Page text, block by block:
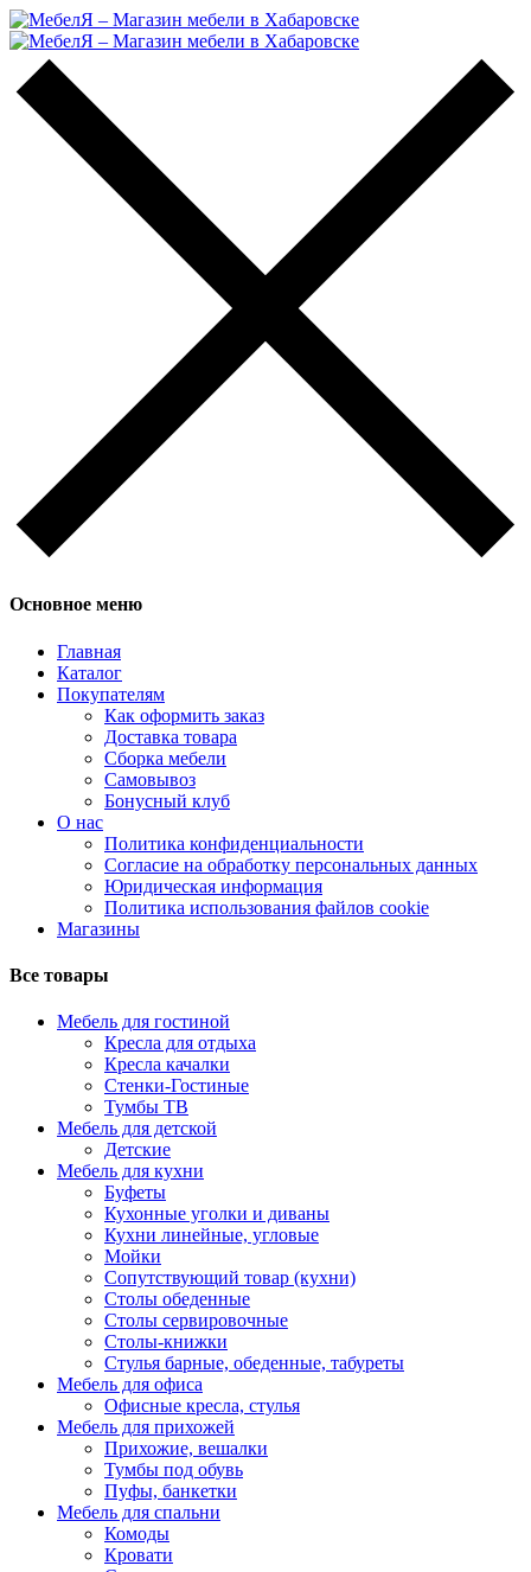
Основное меню
Главная
Каталог
Покупателям
Как оформить заказ
Доставка товара
Сборка мебели
Самовывоз
Бонусный клуб
О нас
Политика конфиденциальности
Согласие на обработку персональных данных
Юридическая информация
Политика использования файлов cookie
Магазины
Все товары
Мебель для гостиной
Кресла для отдыха
Кресла качалки
Стенки-Гостиные
Тумбы ТВ
Мебель для детской
Детские
Мебель для кухни
Буфеты
Кухонные уголки и диваны
Кухни линейные, угловые
Мойки
Сопутствующий товар (кухни)
Столы обеденные
Столы сервировочные
Столы-книжки
Стулья барные, обеденные, табуреты
Мебель для офиса
Офисные кресла, стулья
Мебель для прихожей
Прихожие, вешалки
Тумбы под обувь
Пуфы, банкетки
Мебель для спальни
Комоды
Кровати